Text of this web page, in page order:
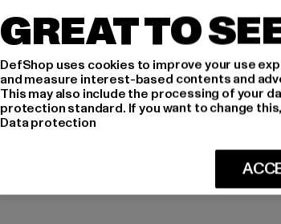
GREAT TO
DefShop uses cookies to improve your use
and measure interest-based contents and
This may also include the processing of your
protection standard. If you want to change
Data protection